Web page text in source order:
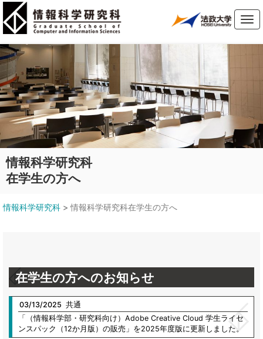
情報科学研究科
在学生の方へ
情報科学研究科 >情報科学研究科在学生の方へ
在学生の方へのお知らせ
03/13/2025 共通
「（情報科学部・研究科向け）Adobe Creative Cloud 学生ライセ
ンスパック（12か月版）の販売」を2025年度版に更新しました。